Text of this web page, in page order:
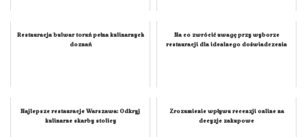
Restauracja bulwar toruń pełna kulinarnych
doznań
Na co zwrócić uwagę przy wyborze
restauracji dla idealnego doświadczenia
Najlepsze restauracje Warszawa: Odkryj
kulinarne skarby stolicy
Zrozumienie wpływu recenzji online na
decyzje zakupowe